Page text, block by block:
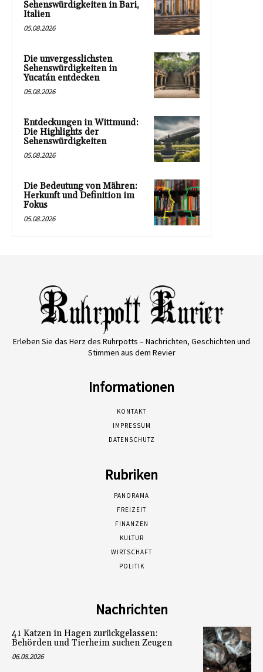
Sehenswürdigkeiten in Bari,
Italien
05.08.2026
Die unvergesslichsten
Sehenswürdigkeiten in
Yucatán entdecken
05.08.2026
Entdeckungen in Wittmund:
Die Highlights der
Sehenswürdigkeiten
05.08.2026
Die Bedeutung von Mähren:
Herkunft und Definition im
Fokus
05.08.2026
Erleben Sie das Herz des Ruhrpotts – Nachrichten, Geschichten und
Stimmen aus dem Revier
Informationen
KONTAKT
IMPRESSUM
DATENSCHUTZ
Rubriken
PANORAMA
FREIZEIT
FINANZEN
KULTUR
WIRTSCHAFT
POLITIK
Nachrichten
41 Katzen in Hagen zurückgelassen:
Behörden und Tierheim suchen Zeugen
06.08.2026